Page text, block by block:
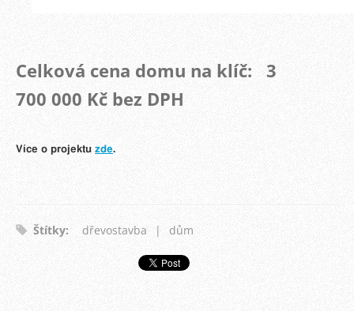
Celková cena domu na klíč: 3
700 000 Kč bez DPH
Více o projektu zde.
Štítky: dřevostavba | dům